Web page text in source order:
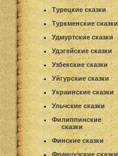
Турецкие сказки
Туркменские сказки
Удмуртские сказки
Удэгейские сказки
Узбекские сказки
Уйгурские сказки
Украинские сказки
Ульчские сказки
Филиппинские
сказки
Финские сказки
Французские сказки